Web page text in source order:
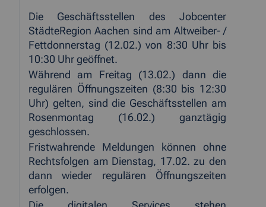
Die Geschäftsstellen des Jobcenter
StädteRegion Aachen sind am Altweiber- /
Fettdonnerstag (12.02.) von 8:30 Uhr bis
10:30 Uhr geöffnet.
Während am Freitag (13.02.) dann die
regulären Öffnungszeiten (8:30 bis 12:30
Uhr) gelten, sind die Geschäftsstellen am
Rosenmontag (16.02.) ganztägig
geschlossen.
Fristwahrende Meldungen können ohne
Rechtsfolgen am Dienstag, 17.02. zu den
dann wieder regulären Öffnungszeiten
erfolgen.